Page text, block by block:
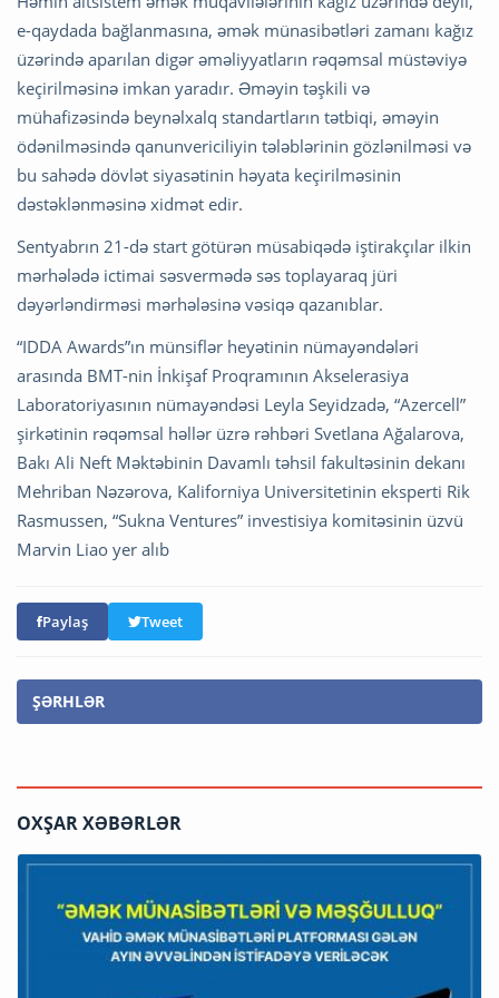
e-qaydada bağlanmasına, əmək münasibətləri zamanı kağız
üzərində aparılan digər əməliyyatların rəqəmsal müstəviyə
keçirilməsinə imkan yaradır. Əməyin təşkili və
mühafizəsində beynəlxalq standartların tətbiqi, əməyin
ödənilməsində qanunvericiliyin tələblərinin gözlənilməsi və
bu sahədə dövlət siyasətinin həyata keçirilməsinin
dəstəklənməsinə xidmət edir.
Sentyabrın 21-də start götürən müsabiqədə iştirakçılar ilkin
mərhələdə ictimai səsvermədə səs toplayaraq jüri
dəyərləndirməsi mərhələsinə vəsiqə qazanıblar.
“IDDA Awards”ın münsiflər heyətinin nümayəndələri
arasında BMT-nin İnkişaf Proqramının Akselerasiya
Laboratoriyasının nümayəndəsi Leyla Seyidzadə, “Azercell”
şirkətinin rəqəmsal həllər üzrə rəhbəri Svetlana Ağalarova,
Bakı Ali Neft Məktəbinin Davamlı təhsil fakultəsinin dekanı
Mehriban Nəzərova, Kaliforniya Universitetinin eksperti Rik
Rasmussen, “Sukna Ventures” investisiya komitəsinin üzvü
Marvin Liao yer alıb
Paylaş Tweet
ŞƏRHLƏR
OXŞAR XƏBƏRLƏR